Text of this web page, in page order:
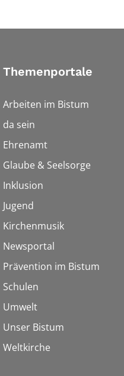
Themenportale
Arbeiten im Bistum
da sein
Ehrenamt
Glaube & Seelsorge
Inklusion
Jugend
Kirchenmusik
Newsportal
Prävention im Bistum
Schulen
Umwelt
Unser Bistum
Weltkirche